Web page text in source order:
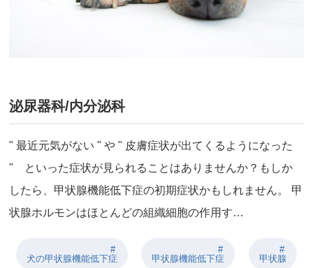
泌尿器科/内分泌科
" 最近元気がない " や " 皮膚症状が出てくるようになった
" といった症状が見られることはありませんか？もしか
したら、甲状腺機能低下症の初期症状かもしれません。 甲
状腺ホルモンはほとんどの組織細胞の作用す…
犬の甲状腺機能低下症 甲状腺機能低下症 甲状腺